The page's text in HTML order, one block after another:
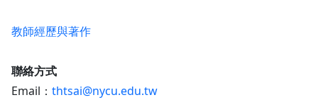
教師經歷與著作
聯絡方式
Email： thtsai@nycu.edu.tw